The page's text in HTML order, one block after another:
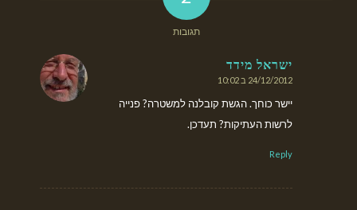
תגובות
ישראל מידד
אומר:
24/12/2012 ב 10:02
יישר כוחך. הגשת קובלנה למשטרה? פנייה
לרשות העתיקות? תעדכן.
Reply